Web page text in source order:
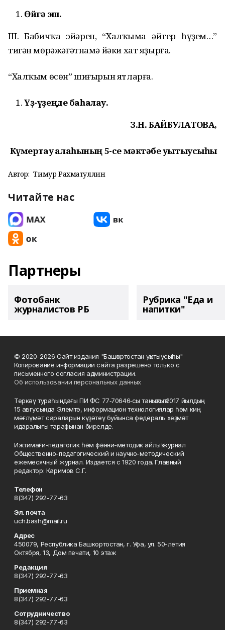
Өйгә эш.
Ш. Бабичҡа эйәреп, “Халҡыма әйтер һүҙем…”
тигән мөрәжәғәтнамә йәки хат яҙырға.
“Халҡым өсөн” шиғырын ятларға.
Үҙ-үҙеңде баһалау.
З.Н. БАЙБУЛАТОВА,
Күмертау ҡалаһының 5-­се мәктәбе уҡытыусыһы
Автор: Тимур Рахматуллин
Читайте нас
Партнеры
Фотобанк
журналистов РБ
Рубрика "Еда и
напитки"
© 2020-2026 Сайт издания "Башҡортостан уҡытыусыһы"
Копирование информации сайта разрешено только с
письменного согласия администрации.
Об использовании персональных данных
Теркәү тураһындағы ПИ ФС 77‑70646‑сы таныҡлыҡ 2017 йылдың
15 авгусында Элемтә, информацион технологиялар һәм киң
мәғлүмәт сараларын күҙәтеү буйынса федераль хеҙмәт
идаралығы тарафынан бирелде.
Ижтимағи-педагогик һәм фәнни-методик айлыҡ журнал
Общественно-педагогический и научно-методический
ежемесячный журнал. Издается с 1920 года. Главный
редактор: Каримов С.Г.
Телефон
8(347) 292-77-63
Эл. почта
uch.bash@mail.ru
Адрес
450079, Республика Башкортостан, г. Уфа, ул. 50-летия
Октября, 13, Дом печати, 10 этаж
Редакция
8(347) 292-77-63
Приемная
8(347) 292-77-63
Сотрудничество
8(347) 292-77-63